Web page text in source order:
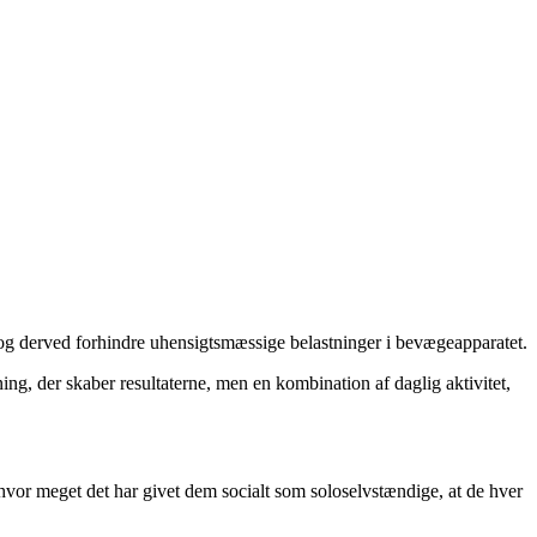
derved forhindre uhensigtsmæssige belastninger i bevægeapparatet.
der skaber resultaterne, men en kombination af daglig aktivitet,
meget det har givet dem socialt som soloselvstændige, at de hver